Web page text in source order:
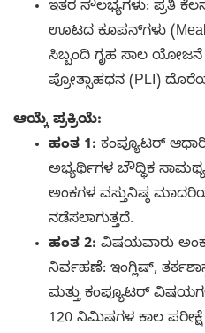
ಇತರ ಸೌಲಭ್ಯಗಳು: ಪ್ರತಿ
ಊಟದ ಕೂಪನ್‌ಗಳು (Meal
ಸಿಬ್ಬಂದಿ ಗೃಹ ಸಾಲ
ಪ್ರೋತ್ಸಾಹಧನ (PLI)
ಆಯ್ಕೆ ಪ್ರಕ್ರಿಯೆ:
ಹಂತ 1: ಕಂಪ್ಯೂಟರ್
ಅಭ್ಯರ್ಥಿಗಳ ಬೌದ್ಧಿಕ
ಅಂಕಗಳ ವಸ್ತುನಿಷ್ಠ
ನಡೆಸಲಾಗುತ್ತದೆ.
ಹಂತ 2: ವಿಷಯವಾರು
ನಿರ್ವಹಣೆ: ಇಂಗ್ಲಿಷ್,
ಮತ್ತು ಕಂಪ್ಯೂಟರ್
120 ನಿಮಿಷಗಳ ಕಾಲ ಪರೀಕ್ಷೆ